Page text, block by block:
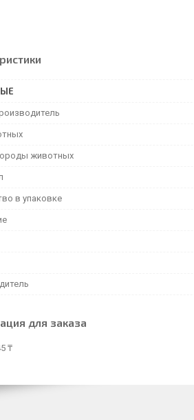
животных
в упаковке
для заказа
₸